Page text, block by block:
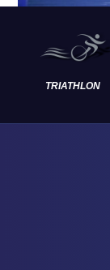
TRIATHLON